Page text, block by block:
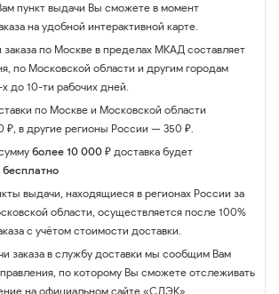
пункт выдачи Вы сможете в момент
на удобной интерактивной карте.
заказа по Москве в пределах МКАД составляет
по Московской области и другим городам
до 10-ти рабочих дней.
по Москве и Московской области
₽, в другие регионы России — 350 ₽.
более 10 000 ₽ доставка будет
бесплатно
выдачи, находящиеся в регионах России за
области, осуществляется после 100%
с учётом стоимости доставки.
заказа в службу доставки мы сообщим Вам
по которому Вы сможете отслеживать
на официальном сайте «СДЭК».